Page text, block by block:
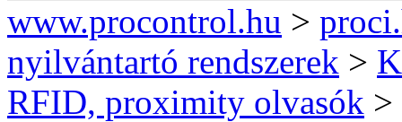
www.procontrol.hu >
nyilvántartó rendszerek >
RFID, proximity olvasók >